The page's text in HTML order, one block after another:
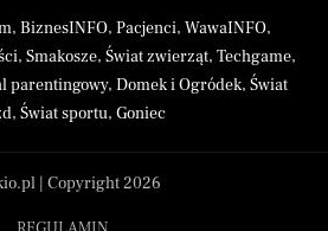
, BiznesINFO, Pacjenci, WawaINFO,
, Smakosze, Świat zwierząt, Techgame,
parentingowy, Domek i Ogródek, Świat
, Świat sportu, Goniec
| Copyright 2026